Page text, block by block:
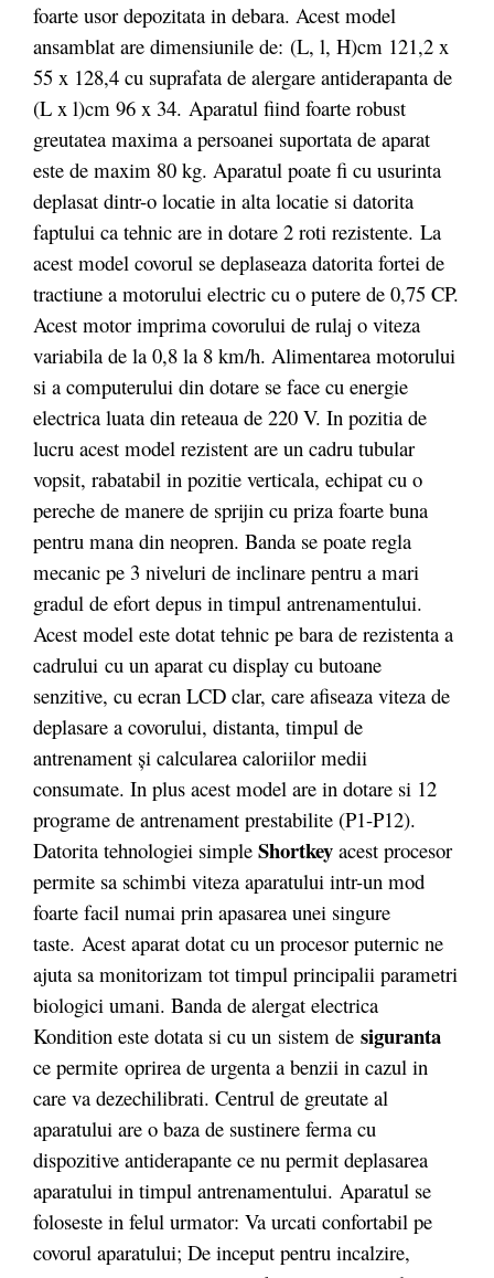
foarte usor depozitata in debara. Acest model
ansamblat are dimensiunile de: (L, l, H)cm 121,2 x
55 x 128,4 cu suprafata de alergare antiderapanta de
(L x l)cm 96 x 34. Aparatul fiind foarte robust
greutatea maxima a persoanei suportata de aparat
este de maxim 80 kg. Aparatul poate fi cu usurinta
deplasat dintr-o locatie in alta locatie si datorita
faptului ca tehnic are in dotare 2 roti rezistente. La
acest model covorul se deplaseaza datorita fortei de
tractiune a motorului electric cu o putere de 0,75 CP.
Acest motor imprima covorului de rulaj o viteza
variabila de la 0,8 la 8 km/h. Alimentarea motorului
si a computerului din dotare se face cu energie
electrica luata din reteaua de 220 V. In pozitia de
lucru acest model rezistent are un cadru tubular
vopsit, rabatabil in pozitie verticala, echipat cu o
pereche de manere de sprijin cu priza foarte buna
pentru mana din neopren. Banda se poate regla
mecanic pe 3 niveluri de inclinare pentru a mari
gradul de efort depus in timpul antrenamentului.
Acest model este dotat tehnic pe bara de rezistenta a
cadrului cu un aparat cu display cu butoane
senzitive, cu ecran LCD clar, care afiseaza viteza de
deplasare a covorului, distanta, timpul de
antrenament și calcularea caloriilor medii
consumate. In plus acest model are in dotare si 12
programe de antrenament prestabilite (P1-P12).
Datorita tehnologiei simple Shortkey acest procesor
permite sa schimbi viteza aparatului intr-un mod
foarte facil numai prin apasarea unei singure
taste. Acest aparat dotat cu un procesor puternic ne
ajuta sa monitorizam tot timpul principalii parametri
biologici umani. Banda de alergat electrica
Kondition este dotata si cu un sistem de siguranta
ce permite oprirea de urgenta a benzii in cazul in
care va dezechilibrati. Centrul de greutate al
aparatului are o baza de sustinere ferma cu
dispozitive antiderapante ce nu permit deplasarea
aparatului in timpul antrenamentului. Aparatul se
foloseste in felul urmator: Va urcati confortabil pe
covorul aparatului; De inceput pentru incalzire,